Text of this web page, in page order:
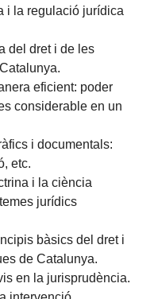
i la regulació jurídica
del dret i de les
eficient: poder
considerable en un
i documentals:
etc.
i la ciència
jurídics
bàsics del dret i
de Catalunya.
en la jurisprudència.